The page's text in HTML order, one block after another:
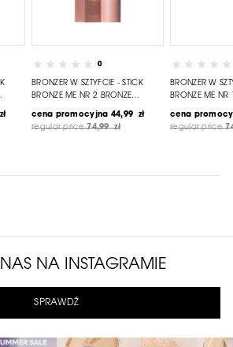
0
BRONZER W SZTYFCIE - STICK
BRONZE ME NR 2 BRONZE
cena promocyjna 44,99 zł
regular price 74,99 zł
BRONZER W
BRONZE ME NR
cena
regular price
NA INSTAGRAMIE
SPRAWDŹ